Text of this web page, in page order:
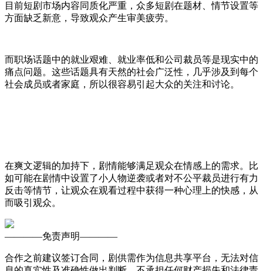
目前短剧市场内容同质化严重，众多短剧在题材、情节设置等
方面缺乏新意，导致观众产生审美疲劳。
而职场话题中的就业艰难、就业率低和公司裁员等是现实中的
痛点问题。这些话题具有天然的社会广泛性，几乎涉及到每个
社会成员或者家庭，所以很容易引起大众的关注和讨论。
在爽文逻辑的加持下，剧情能够满足观众在情感上的需求。比
如可能在剧情中设置了小人物逆袭或者对不公平裁员进行有力
反击等情节，让观众在观看过程中获得一种心理上的快感，从
而吸引观众。
————免责声明————
合作之前建议签订合同，剧供需作为信息共享平台，无法对信